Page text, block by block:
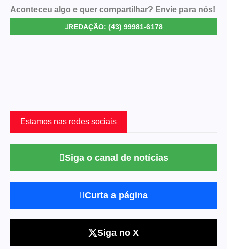
Aconteceu algo e quer compartilhar? Envie para nós!
REDAÇÃO: (43) 99981-6178
Estamos nas redes sociais
Siga o canal de notícias
Curta a página
Siga no X